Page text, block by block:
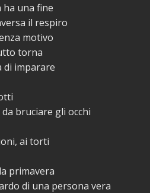
ha una fine
il respiro
motivo
torna
di imparare
bruciare gli occhi
ai torti
primavera
di una persona vera